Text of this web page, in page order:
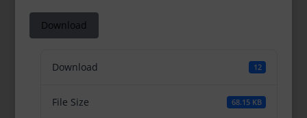
Download
Download 12
File Size 68.15 KB